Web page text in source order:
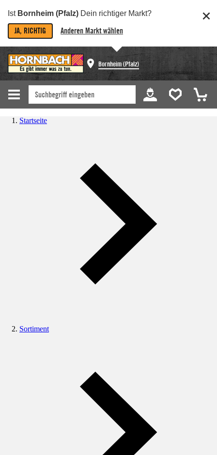
Ist Bornheim (Pfalz) Dein richtiger Markt?
JA, RICHTIG Anderen Markt wählen
Bornheim (Pfalz)
Startseite
Sortiment